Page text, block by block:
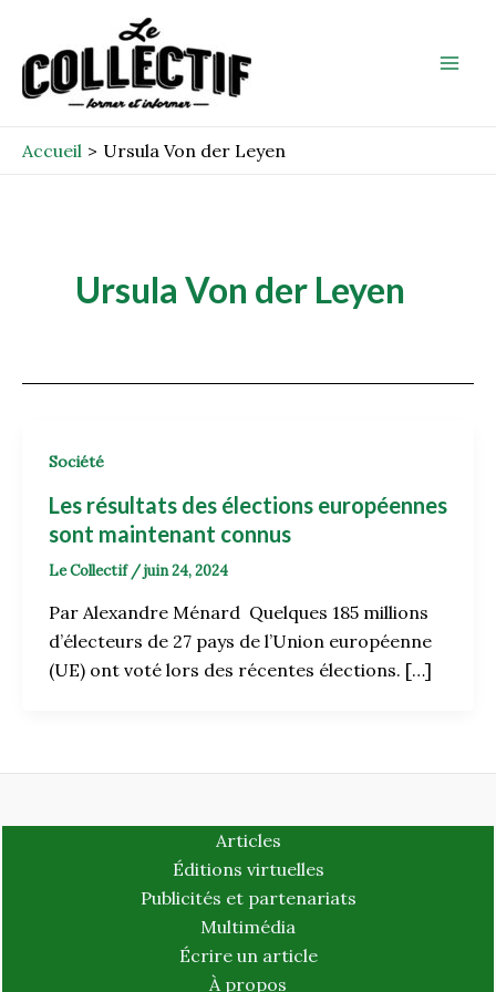
contenu
Accueil Ursula Von der Leyen
Ursula Von der Leyen
Société
Les résultats des élections européennes
sont maintenant connus
Le Collectif /juin 24, 2024
Par Alexandre Ménard Quelques 185 millions
d’électeurs de 27 pays de l’Union européenne
(UE) ont voté lors des récentes élections. […]
Articles
Éditions virtuelles
Publicités et partenariats
Multimédia
Écrire un article
À propos